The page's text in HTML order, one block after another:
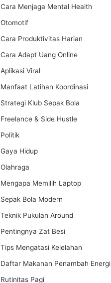
Cara Menjaga Mental Health
Otomotif
Cara Produktivitas Harian
Cara Adapt Uang Online
Aplikasi Viral
Manfaat Latihan Koordinasi
Strategi Klub Sepak Bola
Freelance & Side Hustle
Politik
Gaya Hidup
Olahraga
Mengapa Memilih Laptop
Sepak Bola Modern
Teknik Pukulan Around
Pentingnya Zat Besi
Tips Mengatasi Kelelahan
Daftar Makanan Penambah Energi
Rutinitas Pagi